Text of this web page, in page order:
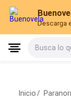
Descarga
Busca lo
Inicio /